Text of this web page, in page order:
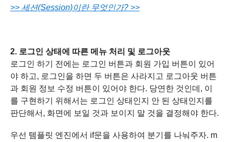
>> 세션(Session)이란 무엇인가? >>
2. 로그인 상태에 따른 메뉴 처리 및 로그아웃
로그인 하기 전에는 로그인 버튼과 회원 가입 버튼이 있어
야 하고, 로그인을 하면 두 버튼은 사라지고 로그아웃 버튼
과 회원 정보 수정 버튼이 있어야 한다. 당연한 것인데, 이
를 구현하기 위해서는 로그인 상태인지 안 된 상태인지를
판단해서, 화면에 보일 것과 보이지 말 것을 결정해야 한다.
우선 템플릿 엔진에서 if문을 사용하여 분기를 나눠주자. m